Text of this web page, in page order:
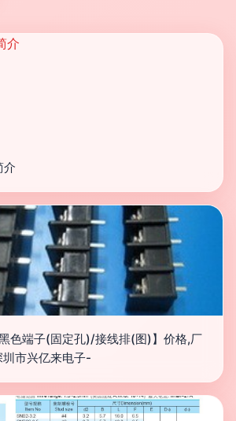
介
色端子(固定孔)/接线排(图)】价格,厂
市兴亿来电子-